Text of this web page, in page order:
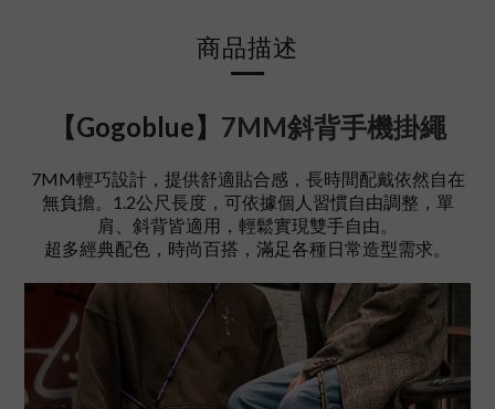
商品描述
【Gogoblue】 7MM斜背手機掛繩
7MM輕巧設計，提供舒適貼合感，長時間配戴依然自在
無負擔。1.2公尺長度，可依據個人習慣自由調整，單
肩、斜背皆適用，輕鬆實現雙手自由。
超多經典配色，時尚百搭，滿足各種日常造型需求。